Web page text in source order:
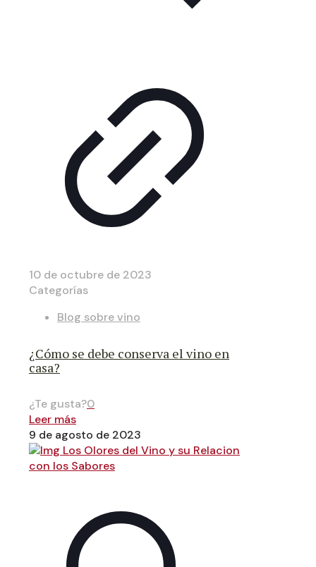
10 de octubre de 2023
Categorías
Blog sobre vino
¿Cómo se debe conserva el vino en
casa?
¿Te gusta?0
Leer más
9 de agosto de 2023